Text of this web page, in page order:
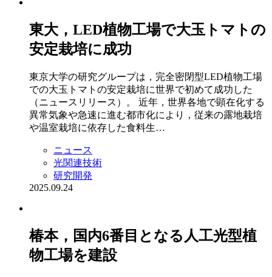
東大，LED植物工場で大玉トマトの
安定栽培に成功
東京大学の研究グループは，完全密閉型LED植物工場
での大玉トマトの安定栽培に世界で初めて成功した
（ニュースリリース）。 近年，世界各地で顕在化する
異常気象や急速に進む都市化により，従来の露地栽培
や温室栽培に依存した食料生…
ニュース
光関連技術
研究開発
2025.09.24
椿本，国内6番目となる人工光型植
物工場を建設